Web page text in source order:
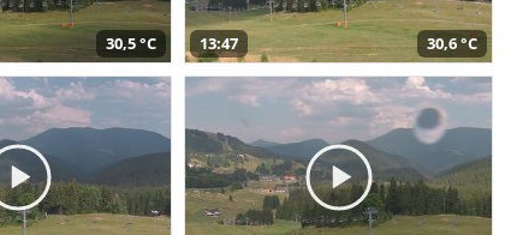
30,5 °C 13:47 30,6 °C